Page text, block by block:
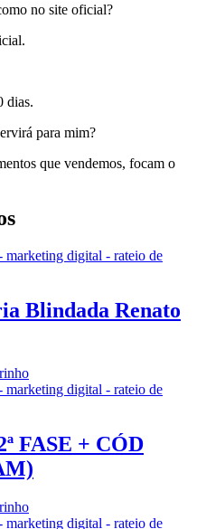
no site oficial?
dias.
para mim?
que vendemos, focam o
Blindada Renato
FASE + CÓD